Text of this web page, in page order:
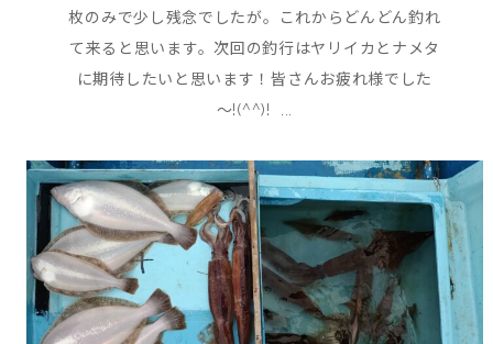
枚のみで少し残念でしたが。これからどんどん釣れ
て来ると思います。次回の釣行はヤリイカとナメタ
に期待したいと思います！皆さんお疲れ様でした
～!(^^)! ...